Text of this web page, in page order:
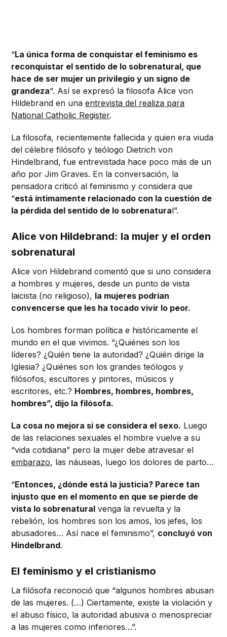
“La única forma de conquistar el feminismo es
reconquistar el sentido de lo sobrenatural, que
hace de ser mujer un privilegio y un signo de
grandeza“. Así se expresó la filosofa Alice von
Hildebrand en unaentrevista del realiza para
National Catholic Register.
La filosofa, recientemente fallecida y quien era viuda
del célebre filósofo y teólogo Dietrich von
Hindelbrand, fue entrevistada hace poco más de un
año por Jim Graves. En la conversación, la
pensadora criticó al feminismo y considera que
“está íntimamente relacionado con la cuestión de
la pérdida del sentido de lo sobrenatural”.
Alice von Hildebrand: la mujer y el orden
sobrenatural
Alice von Hildebrand comentó que si uno considera
a hombres y mujeres, desde un punto de vista
laicista (no religioso), la mujeres podrían
convencerse que les ha tocado vivir lo peor.
Los hombres forman política e históricamente el
mundo en el que vivimos. “¿Quiénes son los
líderes? ¿Quién tiene la autoridad? ¿Quién dirige la
Iglesia? ¿Quiénes son los grandes teólogos y
filósofos, escultores y pintores, músicos y
escritores, etc.? Hombres, hombres, hombres,
hombres”, dijo la filósofa.
La cosa no mejora si se considera el sexo. Luego
de las relaciones sexuales el hombre vuelve a su
“vida cotidiana” pero la mujer debe atravesar el
embarazo, las náuseas, luego los dolores de parto…
“Entonces, ¿dónde está la justicia? Parece tan
injusto que en el momento en que se pierde de
vista lo sobrenatural venga la revuelta y la
rebelión, los hombres son los amos, los jefes, los
abusadores… Así nace el feminismo”, concluyó von
Hindelbrand.
El feminismo y el cristianismo
La filósofa reconoció que “algunos hombres abusan
de las mujeres. (…) Ciertamente, existe la violación y
el abuso físico, la autoridad abusiva o menospreciar
a las mujeres como inferiores…”.